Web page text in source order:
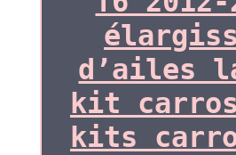
d’ailes
kit
kits